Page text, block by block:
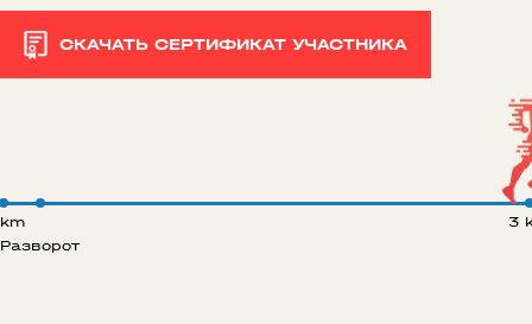
СКАЧАТЬ СЕРТИФИКАТ УЧАСТНИКА
Разворот
3